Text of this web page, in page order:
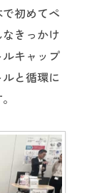
初めてペ
きっかけ
キャップ
と循環に